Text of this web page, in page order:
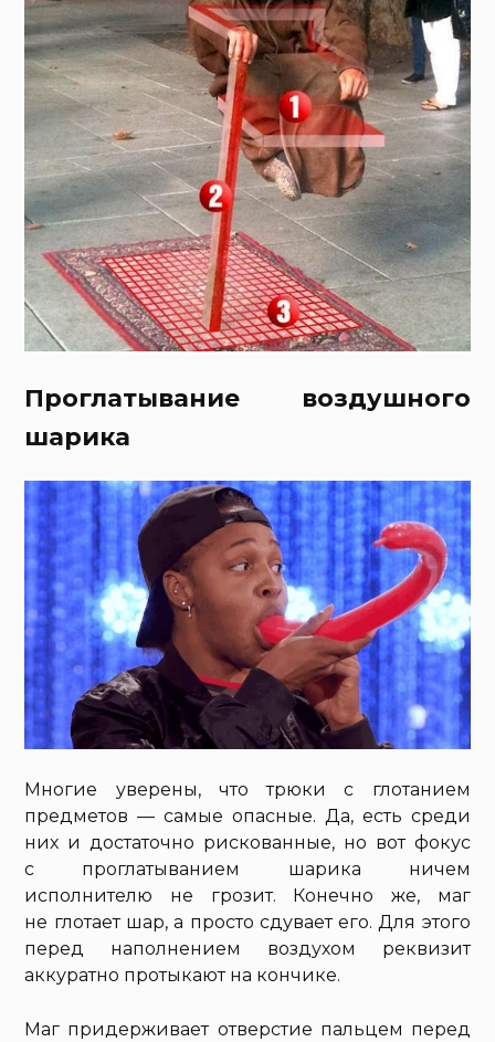
Проглатывание воздушного
шарика
Многие уверены, что трюки с глотанием
предметов — самые опасные. Да, есть среди
них и достаточно рискованные, но вот фокус
с проглатыванием шарика ничем
исполнителю не грозит. Конечно же, маг
не глотает шар, а просто сдувает его. Для этого
перед наполнением воздухом реквизит
аккуратно протыкают на кончике.
Маг придерживает отверстие пальцем перед